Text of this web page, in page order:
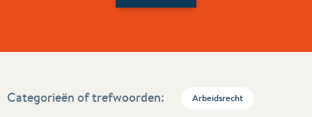
Categorieën of trefwoorden: Arbeidsrecht